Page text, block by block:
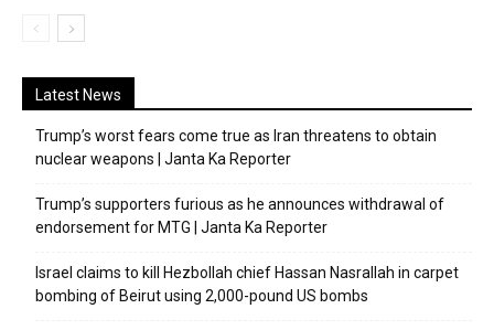
Latest News
Trump’s worst fears come true as Iran threatens to obtain
nuclear weapons | Janta Ka Reporter
Trump’s supporters furious as he announces withdrawal of
endorsement for MTG | Janta Ka Reporter
Israel claims to kill Hezbollah chief Hassan Nasrallah in carpet
bombing of Beirut using 2,000-pound US bombs